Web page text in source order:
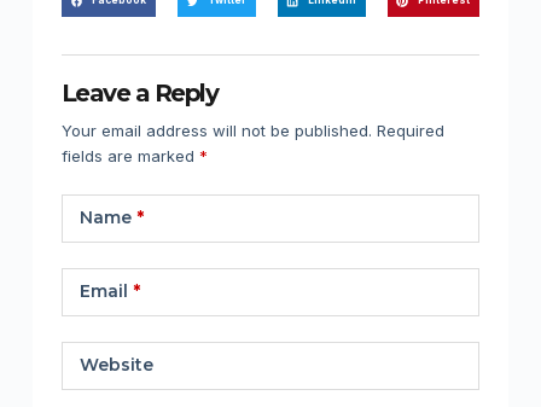
Leave a Reply
Your email address will not be published. Required
fields are marked *
Name*
Email *
Website